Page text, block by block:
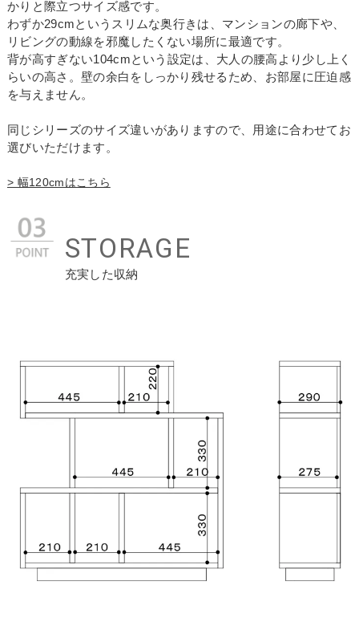
かりと際立つサイズ感です。
わずか29cmというスリムな奥行きは、マンションの廊下や、
リビングの動線を邪魔したくない場所に最適です。
背が高すぎない104cmという設定は、大人の腰高より少し上く
らいの高さ。壁の余白をしっかり残せるため、お部屋に圧迫感
を与えません。
同じシリーズのサイズ違いがありますので、用途に合わせてお
選びいただけます。
> 幅120cmはこちら
STORAGE
充実した収納